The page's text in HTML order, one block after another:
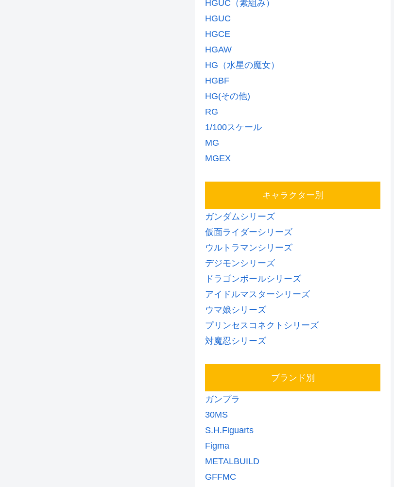
HGUC（素組み）
HGUC
HGCE
HGAW
HG（水星の魔女）
HGBF
HG(その他)
RG
1/100スケール
MG
MGEX
キャラクター別
ガンダムシリーズ
仮面ライダーシリーズ
ウルトラマンシリーズ
デジモンシリーズ
ドラゴンボールシリーズ
アイドルマスターシリーズ
ウマ娘シリーズ
プリンセスコネクトシリーズ
対魔忍シリーズ
ブランド別
ガンプラ
30MS
S.H.Figuarts
Figma
METALBUILD
GFFMC